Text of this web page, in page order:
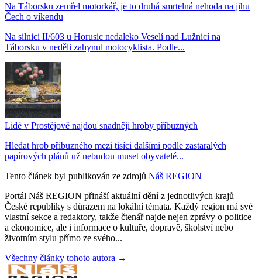
Na Táborsku zemřel motorkář, je to druhá smrtelná nehoda na jihu
Čech o víkendu
Na silnici II/603 u Horusic nedaleko Veselí nad Lužnicí na
Táborsku v neděli zahynul motocyklista. Podle...
Lidé v Prostějově najdou snadněji hroby příbuzných
Hledat hrob příbuzného mezi tisíci dalšími podle zastaralých
papírových plánů už nebudou muset obyvatelé...
Tento článek byl publikován ze zdrojů Náš REGION
Portál Náš REGION přináší aktuální dění z jednotlivých krajů
České republiky s důrazem na lokální témata. Každý region má své
vlastní sekce a redaktory, takže čtenář najde nejen zprávy o politice
a ekonomice, ale i informace o kultuře, dopravě, školství nebo
životním stylu přímo ze svého...
Všechny články tohoto autora →